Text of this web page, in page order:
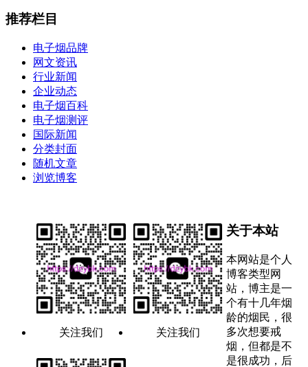
推荐栏目
电子烟品牌
网文资讯
行业新闻
企业动态
电子烟百科
电子烟测评
国际新闻
分类封面
随机文章
浏览博客
关注我们 关注我们
关于本站
本网站是个人
博客类型网
站，博主是一
个有十几年烟
龄的烟民，很
多次想要戒
烟，但都是不
是很成功，后